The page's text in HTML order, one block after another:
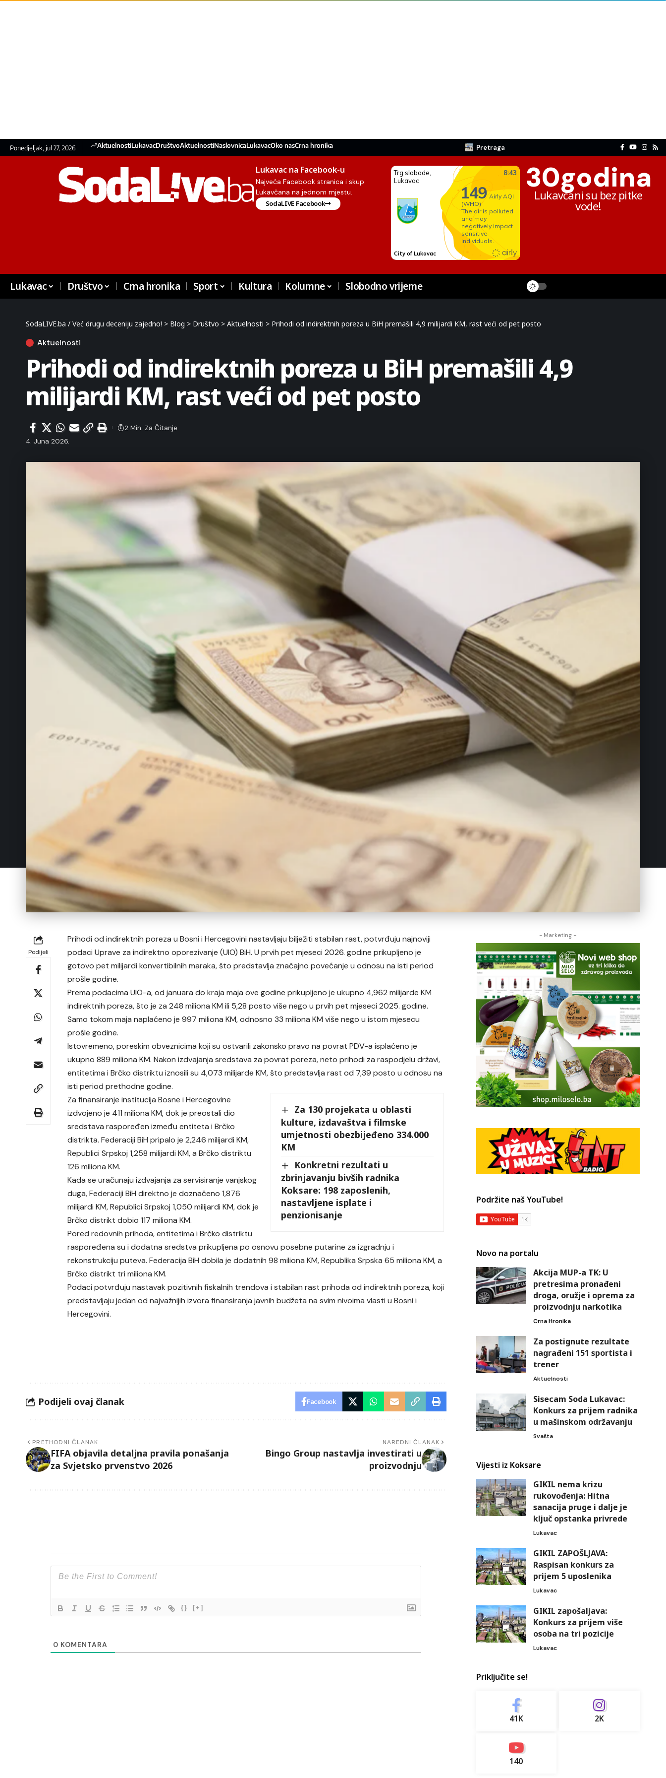
Ponedjeljak, jul 27, 2026 AktuelnostiLukavacDruštvoAktuelnostiNaslovnicaLukavacOko nasCrna hronika Pretraga
Lukavac na Facebook-u
Najveća Facebook stranica i skup
Lukavčana na jednom mjestu.
SodaLIVE Facebook
30godina
Lukavčani su bez pitke
vode!
Lukavac Društvo Crna hronika Sport Kultura Kolumne Slobodno vrijeme
SodaLIVE.ba / Već drugu deceniju zajedno! > Blog > Društvo > Aktuelnosti > Prihodi od indirektnih poreza u BiH premašili 4,9 milijardi KM, rast veći od pet posto
Aktuelnosti
Prihodi od indirektnih poreza u BiH premašili 4,9
milijardi KM, rast veći od pet posto
4. Juna 2026.
2 Min. Za Čitanje
Podijeli
Prihodi od indirektnih poreza u Bosni i Hercegovini nastavljaju bilježiti stabilan rast, potvrđuju najnoviji
podaci Uprave za indirektno oporezivanje (UIO) BiH. U prvih pet mjeseci 2026. godine prikupljeno je
gotovo pet milijardi konvertibilnih maraka, što predstavlja značajno povećanje u odnosu na isti period
prošle godine.
Prema podacima UIO-a, od januara do kraja maja ove godine prikupljeno je ukupno 4,962 milijarde KM
indirektnih poreza, što je za 248 miliona KM ili 5,28 posto više nego u prvih pet mjeseci 2025. godine.
Samo tokom maja naplaćeno je 997 miliona KM, odnosno 33 miliona KM više nego u istom mjesecu
prošle godine.
Istovremeno, poreskim obveznicima koji su ostvarili zakonsko pravo na povrat PDV-a isplaćeno je
ukupno 889 miliona KM. Nakon izdvajanja sredstava za povrat poreza, neto prihodi za raspodjelu državi,
entitetima i Brčko distriktu iznosili su 4,073 milijarde KM, što predstavlja rast od 7,39 posto u odnosu na
isti period prethodne godine.
Za 130 projekata u oblasti
kulture, izdavaštva i filmske
umjetnosti obezbijeđeno 334.000
KM
Konkretni rezultati u
zbrinjavanju bivših radnika
Koksare: 198 zaposlenih,
nastavljene isplate i
penzionisanje
Za finansiranje institucija Bosne i Hercegovine
izdvojeno je 411 miliona KM, dok je preostali dio
sredstava raspoređen između entiteta i Brčko
distrikta. Federaciji BiH pripalo je 2,246 milijardi KM,
Republici Srpskoj 1,258 milijardi KM, a Brčko distriktu
126 miliona KM.
Kada se uračunaju izdvajanja za servisiranje vanjskog
duga, Federaciji BiH direktno je doznačeno 1,876
milijardi KM, Republici Srpskoj 1,050 milijardi KM, dok je
Brčko distrikt dobio 117 miliona KM.
Pored redovnih prihoda, entitetima i Brčko distriktu
raspoređena su i dodatna sredstva prikupljena po osnovu posebne putarine za izgradnju i
rekonstrukciju puteva. Federacija BiH dobila je dodatnih 98 miliona KM, Republika Srpska 65 miliona KM, a
Brčko distrikt tri miliona KM.
Podaci potvrđuju nastavak pozitivnih fiskalnih trendova i stabilan rast prihoda od indirektnih poreza, koji
predstavljaju jedan od najvažnijih izvora finansiranja javnih budžeta na svim nivoima vlasti u Bosni i
Hercegovini.
Podijeli ovaj članak Facebook
PRETHODNI ČLANAK
FIFA objavila detaljna pravila ponašanja
za Svjetsko prvenstvo 2026
NAREDNI ČLANAK
Bingo Group nastavlja investirati u
proizvodnju
{} [+]
0 KOMENTARA
- Marketing -
Podržite naš YouTube!
Novo na portalu
Akcija MUP-a TK: U
pretresima pronađeni
droga, oružje i oprema za
proizvodnju narkotika
Crna Hronika
Za postignute rezultate
nagrađeni 151 sportista i
trener
Aktuelnosti
Sisecam Soda Lukavac:
Konkurs za prijem radnika
u mašinskom održavanju
Svašta
Vijesti iz Koksare
GIKIL nema krizu
rukovođenja: Hitna
sanacija pruge i dalje je
ključ opstanka privrede
Lukavac
GIKIL ZAPOŠLJAVA:
Raspisan konkurs za
prijem 5 uposlenika
Lukavac
GIKIL zapošaljava:
Konkurs za prijem više
osoba na tri pozicije
Lukavac
Priključite se!
41K 2K
140